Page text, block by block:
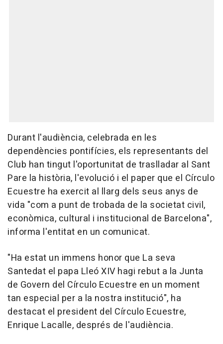
Durant l'audiència, celebrada en les
dependències pontifícies, els representants del
Club han tingut l'oportunitat de traslladar al Sant
Pare la història, l'evolució i el paper que el Círculo
Ecuestre ha exercit al llarg dels seus anys de
vida "com a punt de trobada de la societat civil,
econòmica, cultural i institucional de Barcelona",
informa l'entitat en un comunicat.
"Ha estat un immens honor que La seva
Santedat el papa Lleó XIV hagi rebut a la Junta
de Govern del Círculo Ecuestre en un moment
tan especial per a la nostra institució", ha
destacat el president del Círculo Ecuestre,
Enrique Lacalle, després de l'audiència.